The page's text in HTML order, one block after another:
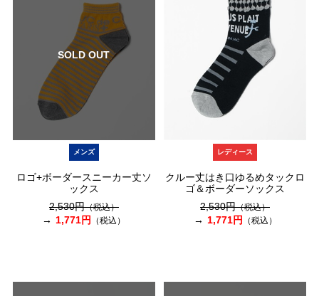
SOLD OUT
メンズ
ロゴ+ボーダースニーカー丈ソ
ックス
2,530円（税込）
1,771円 （税込）
レディース
クルー丈はき口ゆるめタックロ
ゴ＆ボーダーソックス
2,530円（税込）
1,771円 （税込）